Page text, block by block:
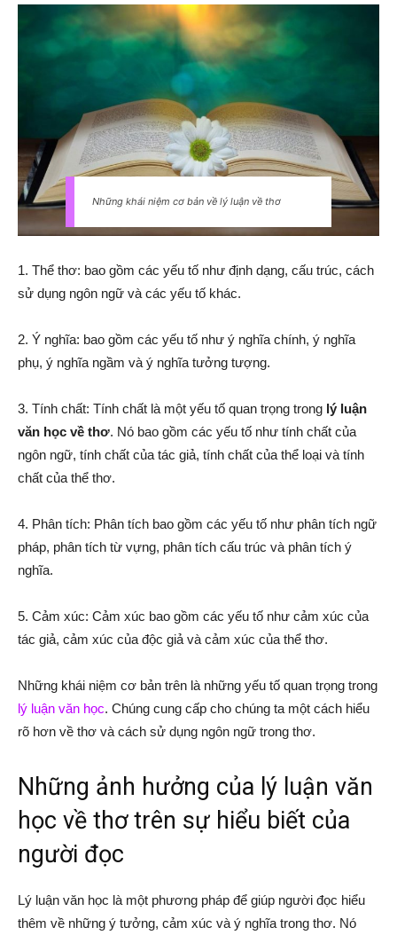
Những khái niệm cơ bản về lý luận về thơ
1. Thể thơ: bao gồm các yếu tố như định dạng, cấu trúc, cách
sử dụng ngôn ngữ và các yếu tố khác.
2. Ý nghĩa: bao gồm các yếu tố như ý nghĩa chính, ý nghĩa
phụ, ý nghĩa ngầm và ý nghĩa tưởng tượng.
3. Tính chất: Tính chất là một yếu tố quan trọng trong lý luận
văn học về thơ. Nó bao gồm các yếu tố như tính chất của
ngôn ngữ, tính chất của tác giả, tính chất của thể loại và tính
chất của thể thơ.
4. Phân tích: Phân tích bao gồm các yếu tố như phân tích ngữ
pháp, phân tích từ vựng, phân tích cấu trúc và phân tích ý
nghĩa.
5. Cảm xúc: Cảm xúc bao gồm các yếu tố như cảm xúc của
tác giả, cảm xúc của độc giả và cảm xúc của thể thơ.
Những khái niệm cơ bản trên là những yếu tố quan trọng trong
lý luận văn học. Chúng cung cấp cho chúng ta một cách hiểu
rõ hơn về thơ và cách sử dụng ngôn ngữ trong thơ.
Những ảnh hưởng của lý luận văn
học về thơ trên sự hiểu biết của
người đọc
Lý luận văn học là một phương pháp để giúp người đọc hiểu
thêm về những ý tưởng, cảm xúc và ý nghĩa trong thơ. Nó